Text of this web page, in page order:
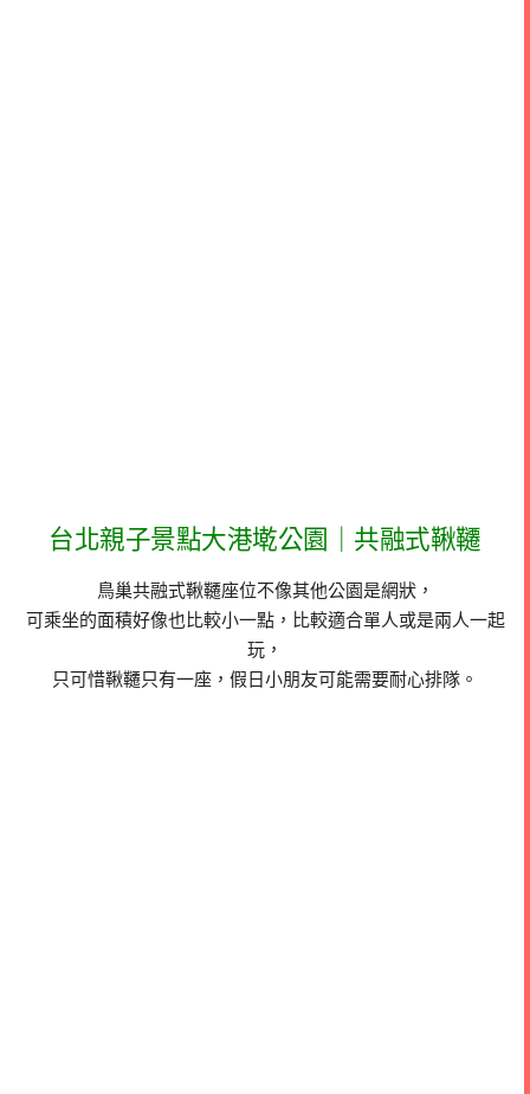
台北親子景點大港墘公園｜共融式鞦韆
鳥巢共融式鞦韆座位不像其他公園是網狀，
可乘坐的面積好像也比較小一點，比較適合單人或是兩人一起
玩，
只可惜鞦韆只有一座，假日小朋友可能需要耐心排隊。